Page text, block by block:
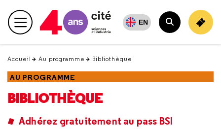
en
haut Menu principal EN
Rechercher
Accueil Au programme Bibliothèque
AU PROGRAMME
BIBLIOTHÈQUE
Adhérez gratuitement au pass BSI